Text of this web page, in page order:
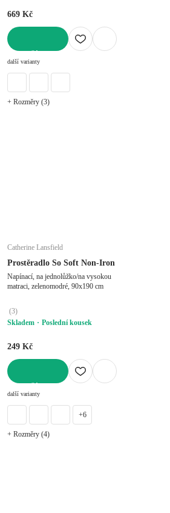
669 Kč
další varianty
+ Rozměry (3)
Catherine Lansfield
Prostěradlo So Soft Non-Iron
Napínací, na jednolůžko/na vysokou
matraci, zelenomodré, 90x190 cm
(3)
Skladem
Poslední kousek
249 Kč
další varianty
+6
+ Rozměry (4)